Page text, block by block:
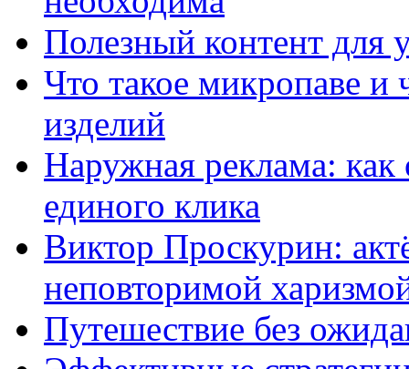
Полезный контент для
Что такое микропаве
изделий
Наружная реклама: как
единого клика
Виктор Проскурин:
неповторимой
Путешествие без